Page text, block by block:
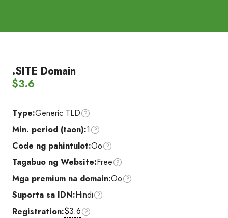
.SITE Domain
$3.6
Type:Generic TLD
Min. period (taon):1
Code ng pahintulot:Oo
Tagabuo ng Website:Free
Mga premium na domain:Oo
Suporta sa IDN:Hindi
Registration:$3.6